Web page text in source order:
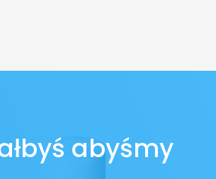
abyśmy